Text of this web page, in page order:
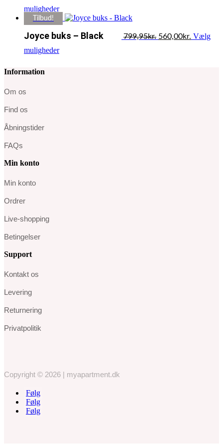
Mulighederne
kan
på
varesiden
mulighederDette
vare
har
flere
Mulighederne
Tilbud!
Joyce buks – Black 799,95kr. oprindelige
560,00kr. aktuelle
Vælg
mulighederDette
Information
Om os
Find os
Åbningstider
FAQs
Min konto
Min konto
Ordrer
Live-shopping
Betingelser
Support
Kontakt os
Levering
Returnering
Privatpolitik
Copyright © 2026 | myapartment.dk
Følg
Følg
Følg